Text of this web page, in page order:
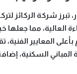
تبرز شركة الركائز
العالية، مما جعلها
بأعلى المعايير
المباني السكنية،